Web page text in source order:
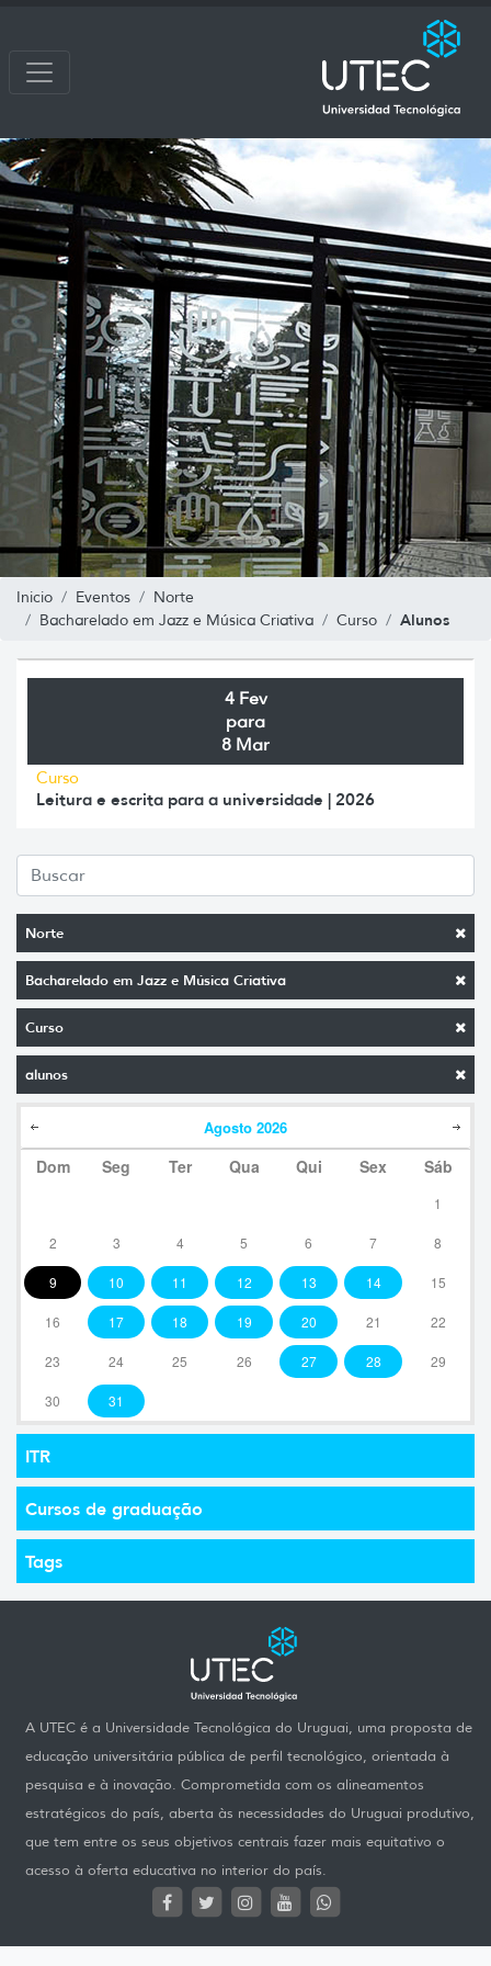
Inicio Eventos
Norte
Bacharelado em Jazz e Música Criativa
Curso Alunos
Norte
Bacharelado em Jazz e Música Criativa
Curso
alunos
Agosto 2026
Dom Seg Ter Qua Qui Sex Sáb
1
2 3 4 5 6 7 8
9 10 11 12 13 14 15
16 17 18 19 20 21 22
23 24 25 26 27 28 29
30 31
ITR
Cursos de graduação
Tags
4 Fev
para
8 Mar
Curso
Leitura e escrita para a universidade | 2026
A UTEC é a Universidade Tecnológica do Uruguai, uma proposta de
educação universitária pública de perfil tecnológico, orientada à
pesquisa e à inovação. Comprometida com os alineamentos
estratégicos do país, aberta às necessidades do Uruguai produtivo,
que tem entre os seus objetivos centrais fazer mais equitativo o
acesso à oferta educativa no interior do país.